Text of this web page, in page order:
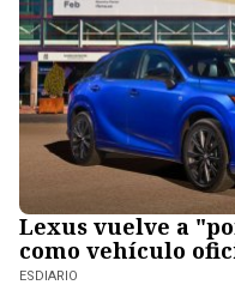
Lexus vuelve a
como vehículo
ESDIARIO